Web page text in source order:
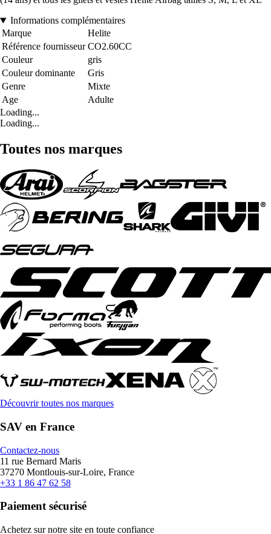
Informations complémentaires
Marque
Helite
Référence fournisseur CO2.60CC
Couleur
gris
Couleur dominante
Gris
Genre
Mixte
Age
Adulte
Loading...
Loading...
Toutes nos marques
Découvrir toutes nos marques
SAV en France
Contactez-nous
11 rue Bernard Maris
37270 Montlouis-sur-Loire, France
+33 1 86 47 62 58
Paiement sécurisé
Achetez sur notre site en toute confiance